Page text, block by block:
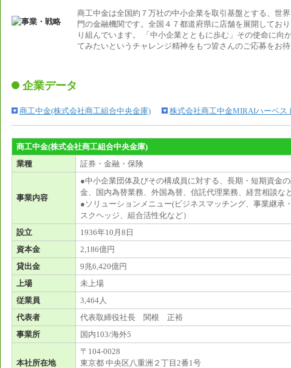
商工中金は全国約７万社の中小企業を取引基盤とする、世
門の金融機関です。全国４７都道府県に店舗を展開してお
り組んでいます。 「中小企業とともに歩む」その使命に向
てみたいというチャレンジ精神をもつ皆さんのご応募をお待
企業データ
商工中金(株式会社商工組合中央金庫) 株式会社商工中金MIRAIハーベス
商工中金(株式会社商工組合中央金庫)
業種
証券・金融・保険
事業内容
●中小企業団体及びその構成員に対する、長期・短期資金
金、国内為替業務、外国為替、信託代理業務、経営相談な
●ソリューションメニュー(ビジネスマッチング、事業継承
スクヘッジ、組合活性化など）
設立
1936年10月8日
資本金
2,186億円
貸出金
9兆6,420億円
上場
未上場
従業員
3,464人
代表者
代表取締役社長 関根 正裕
事業所
国内103/海外5
本社所在地
〒104-0028
東京都 中央区八重洲２丁目2番1号